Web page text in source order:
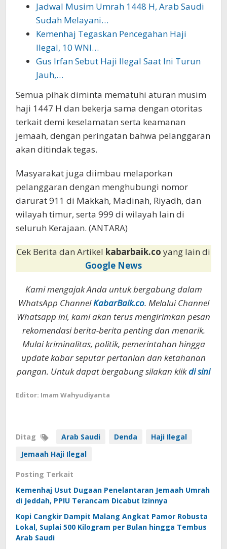
Jadwal Musim Umrah 1448 H, Arab Saudi
Sudah Melayani…
Kemenhaj Tegaskan Pencegahan Haji
Ilegal, 10 WNI…
Gus Irfan Sebut Haji Ilegal Saat Ini Turun
Jauh,…
Semua pihak diminta mematuhi aturan musim
haji 1447 H dan bekerja sama dengan otoritas
terkait demi keselamatan serta keamanan
jemaah, dengan peringatan bahwa pelanggaran
akan ditindak tegas.
Masyarakat juga diimbau melaporkan
pelanggaran dengan menghubungi nomor
darurat 911 di Makkah, Madinah, Riyadh, dan
wilayah timur, serta 999 di wilayah lain di
seluruh Kerajaan. (ANTARA)
Cek Berita dan Artikel kabarbaik.co yang lain di
Google News
Kami mengajak Anda untuk bergabung dalam
WhatsApp ChannelKabarBaik.co. Melalui Channel
Whatsapp ini, kami akan terus mengirimkan pesan
rekomendasi berita-berita penting dan menarik.
Mulai kriminalitas, politik, pemerintahan hingga
update kabar seputar pertanian dan ketahanan
pangan. Untuk dapat bergabung silakan klikdi sini
Editor: Imam Wahyudiyanta
Ditag Arab Saudi Denda
Haji Ilegal
Jemaah Haji Ilegal
Posting Terkait
Kemenhaj Usut Dugaan Penelantaran Jemaah Umrah
di Jeddah, PPIU Terancam Dicabut Izinnya
Kopi Cangkir Dampit Malang Angkat Pamor Robusta
Lokal, Suplai 500 Kilogram per Bulan hingga Tembus
Arab Saudi